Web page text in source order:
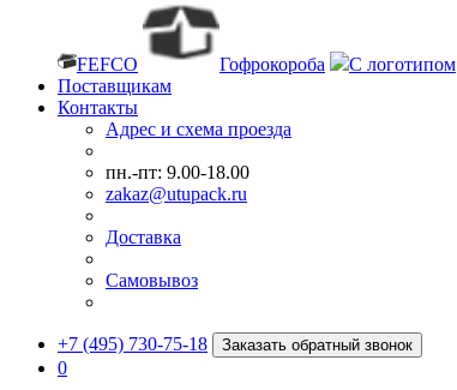
FEFCO Гофрокороба С логотипом
Поставщикам
Контакты
Адрес и схема проезда
пн.-пт: 9.00-18.00
zakaz@utupack.ru
Доставка
Самовывоз
+7 (495) 730-75-18 Заказать обратный звонок
0